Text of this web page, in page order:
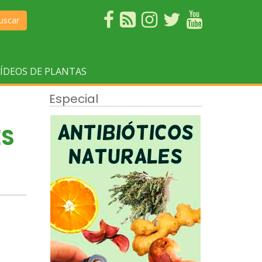
DE PLANTAS
Especial